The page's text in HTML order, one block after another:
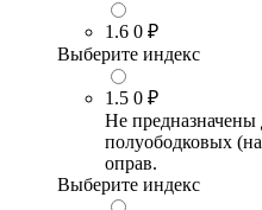
1.6 0 ₽
Выберите индекс
1.5 0 ₽
Не предназначены
полуободковых
оправ.
Выберите индекс